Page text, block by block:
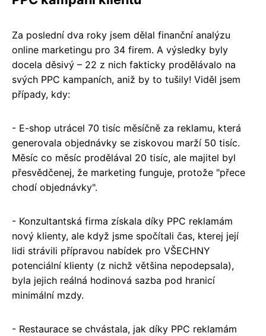
Za poslední dva roky jsem dělal finanční analýzu
online marketingu pro 34 firem. A výsledky byly
docela děsivý – 22 z nich fakticky prodělávalo na
svých PPC kampaních, aniž by to tušily! Viděl jsem
případy, kdy:
- E-shop utrácel 70 tisíc měsíčně za reklamu, která
generovala objednávky se ziskovou marží 50 tisíc.
Měsíc co měsíc prodělával 20 tisíc, ale majitel byl
přesvědčenej, že marketing funguje, protože "přece
chodí objednávky".
- Konzultantská firma získala díky PPC reklamám
nový klienty, ale když jsme spočítali čas, kterej její
lidi strávili přípravou nabídek pro VŠECHNY
potenciální klienty (z nichž většina nepodepsala),
byla jejich reálná hodinová sazba pod hranicí
minimální mzdy.
- Restaurace se chvástala, jak díky PPC reklamám